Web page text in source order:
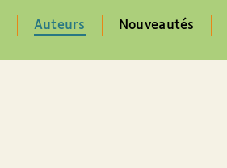
Auteurs Nouveautés